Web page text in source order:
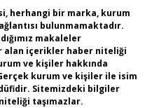
herhangi bir marka, kurum
bulunmamaktadır.
makaleler
alan içerikler haber niteliği
ve kişiler hakkında
kurum ve kişiler ile isim
Sitemizdeki bilgiler
taşımazlar.